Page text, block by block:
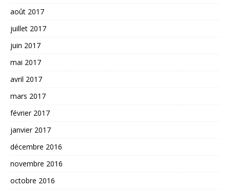
août 2017
juillet 2017
juin 2017
mai 2017
avril 2017
mars 2017
février 2017
janvier 2017
décembre 2016
novembre 2016
octobre 2016